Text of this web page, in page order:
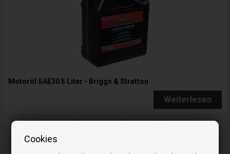
Cookies
Motoröl SAE30 5 Liter - Briggs & Stratton
Weiterlesen
Bestellen Sie Ihre Artikel vor 15:00 Uhr
Ihre Bestellung wird versendet mandag